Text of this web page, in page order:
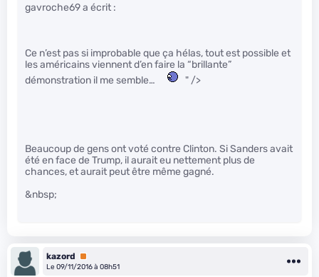
gavroche69 a écrit :
Ce n’est pas si improbable que ça hélas, tout est possible et
les américains viennent d’en faire la “brillante”
démonstration il me semble…
" />
Beaucoup de gens ont voté contre Clinton. Si Sanders avait
été en face de Trump, il aurait eu nettement plus de
chances, et aurait peut être même gagné.
&nbsp;
kazord
Premium
Le 09/11/2016 à 08h51